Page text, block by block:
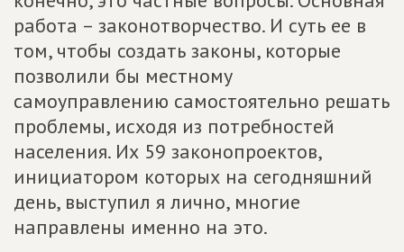
работа – законотворчество. И суть ее в
том, чтобы создать законы, которые
позволили бы местному
самоуправлению самостоятельно решать
проблемы, исходя из потребностей
населения. Их 59 законопроектов,
инициатором которых на сегодняшний
день, выступил я лично, многие
направлены именно на это.